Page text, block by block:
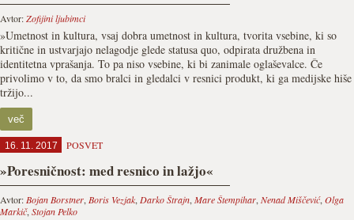
Avtor:Zofijini ljubimci
»Umetnost in kultura, vsaj dobra umetnost in kultura, tvorita vsebine, ki so
kritične in ustvarjajo nelagodje glede statusa quo, odpirata družbena in
identitetna vprašanja. To pa niso vsebine, ki bi zanimale oglaševalce. Če
privolimo v to, da smo bralci in gledalci v resnici produkt, ki ga medijske hiše
tržijo...
več
16. 11. 2017 POSVET
»Poresničnost: med resnico in lažjo«
Avtor: Bojan Borstner, Boris Vezjak, Darko Štrajn, Mare Štempihar, Nenad Miščević, Olga
Markič, Stojan Pelko